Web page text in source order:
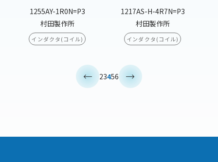
1255AY-1R0N=P3
村田製作所
インダクタ(コイル)
1217AS-H-4R7N=P3
村田製作所
インダクタ(コイル)
23456